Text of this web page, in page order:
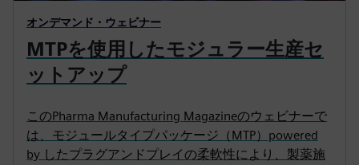
オンデマンド・ウェビナー
MTPを使用したモジュラー生産セ
ットアップ
このPharma Manufacturing Magazineのウェビナーで
は、モジュールタイプパッケージ（MTP）powered
by したプラグアンドプレイの柔軟性により、製薬施